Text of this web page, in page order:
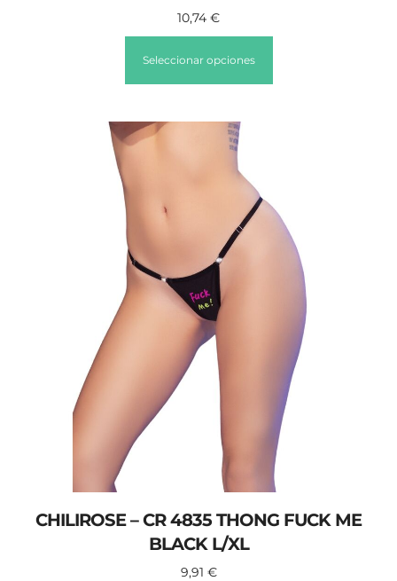
10,74 €
Seleccionar opciones
CHILIROSE – CR 4835 THONG FUCK ME
BLACK L/XL
9,91 €